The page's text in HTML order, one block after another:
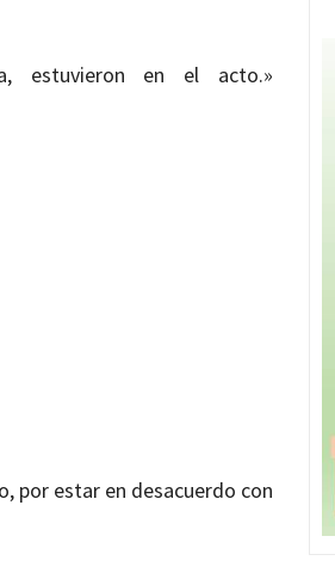
estuvieron en el acto.»
por estar en desacuerdo con